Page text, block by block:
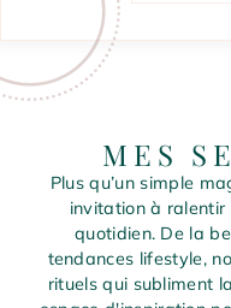
MES
Plus qu’un simple
invitation à
quotidien. De la
tendances lifestyle,
rituels qui subliment